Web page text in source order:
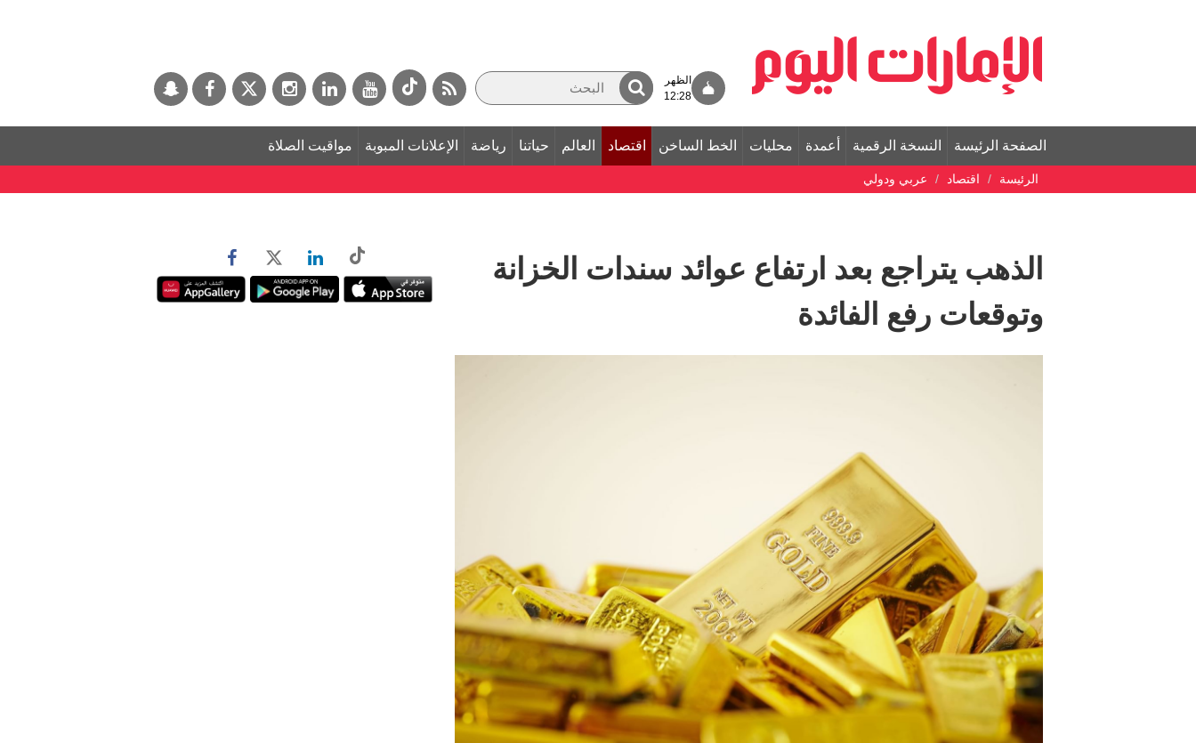
الظهر
12:28
الصفحة الرئيسة النسخة الرقمية أعمدة محليات الخط الساخن اقتصاد العالم حياتنا رياضة الإعلانات المبوبة مواقيت الصلاة
الرئيسة اقتصاد عربي ودولي
الذهب يتراجع بعد ارتفاع عوائد سندات الخزانة
وتوقعات رفع الفائدة